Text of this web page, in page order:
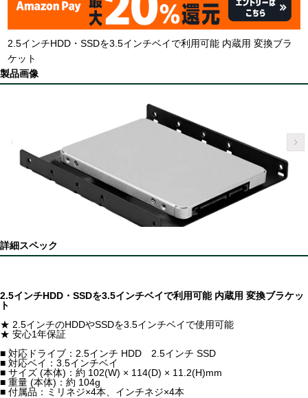
2.5インチHDD・SSDを3.5インチベイで利用可能 内蔵用 変換ブラ
ケット
製品画像
詳細スペック
2.5インチHDD・SSDを3.5インチベイで利用可能 内蔵用 変換ブラケッ
ト
★ 2.5インチのHDDやSSDを3.5インチベイで使用可能
★ 安心1年保証
■ 対応ドライブ：2.5インチ HDD 2.5インチ SSD
■ 対応ベイ：3.5インチベイ
■ サイズ (本体)：約 102(W) × 114(D) × 11.2(H)mm
■ 重量 (本体)：約 104g
■ 付属品：ミリネジ×4本、インチネジ×4本